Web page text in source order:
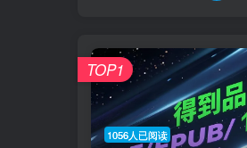
1056人已阅读
TOP1